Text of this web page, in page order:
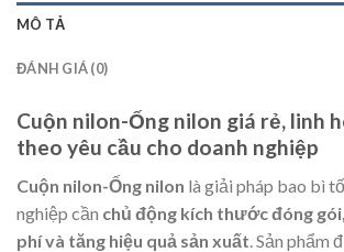
MÔ TẢ
ĐÁNH GIÁ (0)
Cuộn nilon-Ống nilon giá rẻ, linh
theo yêu cầu cho doanh nghiệp
Cuộn nilon-Ống nilon là giải pháp bao bì
nghiệp cần chủ động kích thước đóng
phí và tăng hiệu quả sản xuất. Sản phẩm